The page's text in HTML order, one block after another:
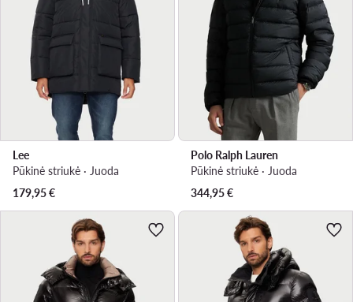
Lee
Pūkinė striukė · Juoda
179,95€
Polo Ralph Lauren
Pūkinė striukė · Juoda
344,95€